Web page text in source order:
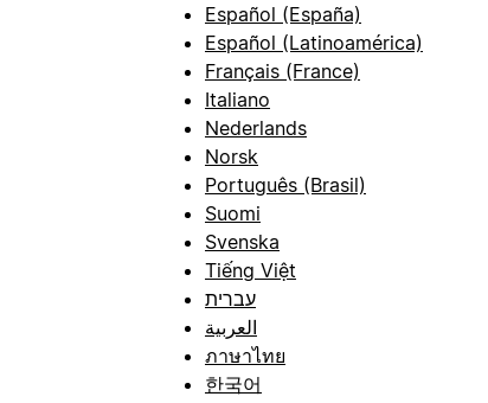
Español (España)
Español (Latinoamérica)
Français (France)
Italiano
Nederlands
Norsk
Português (Brasil)
Suomi
Svenska
Tiếng Việt
עברית
العربية
ภาษาไทย
한국어